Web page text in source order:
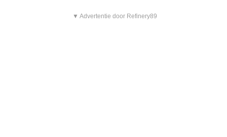
▼ Advertentie door Refinery89